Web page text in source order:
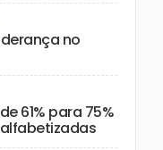
no
61% para 75%